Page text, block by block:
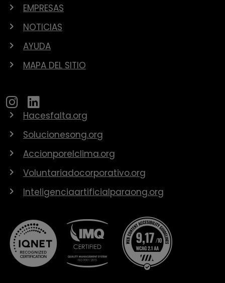
EMPRESAS
NOTICIAS
AYUDA
MAPA DEL SITIO
Hacesfalta.org
Solucionesong.org
Accionporelclima.org
Voluntariadocorporativo.org
Inteligenciaartificialparaong.org